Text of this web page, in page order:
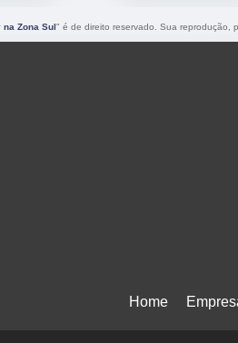
Zona Sul" é de direito reservado. Sua reprodução,
Home